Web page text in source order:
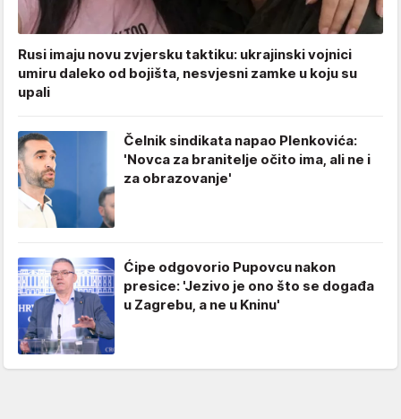
Rusi imaju novu zvjersku taktiku: ukrajinski vojnici
umiru daleko od bojišta, nesvjesni zamke u koju su
upali
Čelnik sindikata napao Plenkovića:
'Novca za branitelje očito ima, ali ne i
za obrazovanje'
Ćipe odgovorio Pupovcu nakon
presice: 'Jezivo je ono što se događa
u Zagrebu, a ne u Kninu'